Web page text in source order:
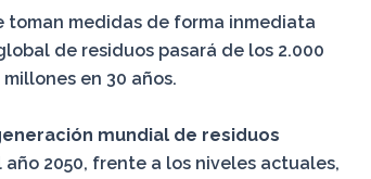
toman medidas de forma inmediata
de residuos pasará de los 2.000
en 30 años.
mundial de residuos
año 2050, frente a los niveles actuales,